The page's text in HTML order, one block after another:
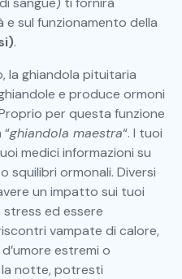
sul funzionamento della
.
la ghiandola pituitaria
e produce ormoni
per questa funzione
ghiandola maestra“. I tuoi
medici informazioni su
squilibri ormonali. Diversi
un impatto sui tuoi
ed essere
vampate di calore,
estremi o
notte, potresti